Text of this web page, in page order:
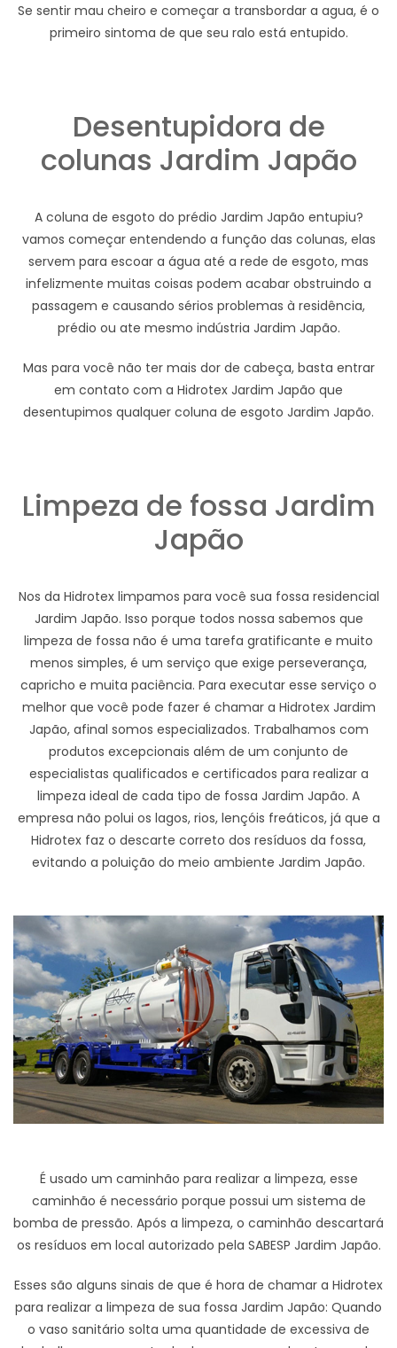
Se sentir mau cheiro e começar a transbordar a agua, é o
primeiro sintoma de que seu ralo está entupido.
Desentupidora de
colunas Jardim Japão
A coluna de esgoto do prédio Jardim Japão entupiu?
vamos começar entendendo a função das colunas, elas
servem para escoar a água até a rede de esgoto, mas
infelizmente muitas coisas podem acabar obstruindo a
passagem e causando sérios problemas à residência,
prédio ou ate mesmo indústria Jardim Japão.
Mas para você não ter mais dor de cabeça, basta entrar
em contato com a Hidrotex Jardim Japão que
desentupimos qualquer coluna de esgoto Jardim Japão.
Limpeza de fossa Jardim
Japão
Nos da Hidrotex limpamos para você sua fossa residencial
Jardim Japão. Isso porque todos nossa sabemos que
limpeza de fossa não é uma tarefa gratificante e muito
menos simples, é um serviço que exige perseverança,
capricho e muita paciência. Para executar esse serviço o
melhor que você pode fazer é chamar a Hidrotex Jardim
Japão, afinal somos especializados. Trabalhamos com
produtos excepcionais além de um conjunto de
especialistas qualificados e certificados para realizar a
limpeza ideal de cada tipo de fossa Jardim Japão. A
empresa não polui os lagos, rios, lençóis freáticos, já que a
Hidrotex faz o descarte correto dos resíduos da fossa,
evitando a poluição do meio ambiente Jardim Japão.
É usado um caminhão para realizar a limpeza, esse
caminhão é necessário porque possui um sistema de
bomba de pressão. Após a limpeza, o caminhão descartará
os resíduos em local autorizado pela SABESP Jardim Japão.
Esses são alguns sinais de que é hora de chamar a Hidrotex
para realizar a limpeza de sua fossa Jardim Japão: Quando
o vaso sanitário solta uma quantidade de excessiva de